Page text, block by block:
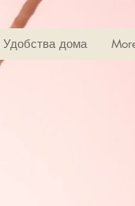
Удобства дома